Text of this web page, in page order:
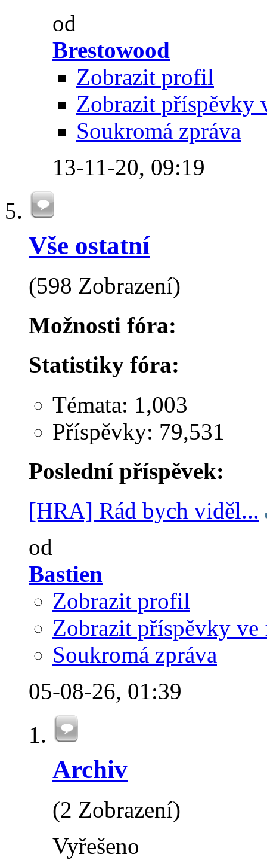
od
Brestowood
Zobrazit profil
Zobrazit příspěvky
Soukromá zpráva
13-11-20, 09:19
Vše ostatní
(598 Zobrazení)
Možnosti fóra:
Statistiky fóra:
Témata: 1,003
Příspěvky: 79,531
Poslední příspěvek:
[HRA] Rád bych viděl...
od
Bastien
Zobrazit profil
Zobrazit příspěvky ve
Soukromá zpráva
05-08-26, 01:39
Archiv
(2 Zobrazení)
Vyřešeno